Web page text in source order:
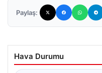
Paylaş:
Hava Durumu